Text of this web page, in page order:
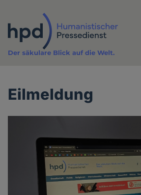
Inhalt
Der säkulare Blick auf die Welt.
Eilmeldung